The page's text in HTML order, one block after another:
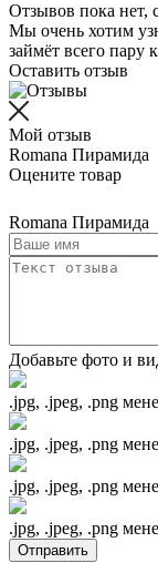
Отзывов пока нет,
Мы очень хотим
займёт всего пару
Оставить отзыв
Мой отзыв
Romana Пирамида
Оцените товар
Romana Пирамида
Добавьте фото и
.jpg, .jpeg, .png
.jpg, .jpeg, .png
.jpg, .jpeg, .png
.jpg, .jpeg, .png
Отправить